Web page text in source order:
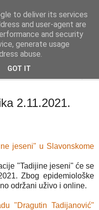
5632
2.11.2021.
jeseni" u Slavonskome
"Tadijine jeseni" će se
Zbog epidemiološke
održani uživo i online.
"Dragutin Tadijanović"
to deliver its services
and user-agent are
and security
generate usage
abuse.
GOT IT